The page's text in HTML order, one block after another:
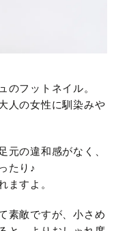
のフットネイル。
人の女性に馴染みや
元の違和感がなく、
たり♪
ますよ。
素敵ですが、小さめ